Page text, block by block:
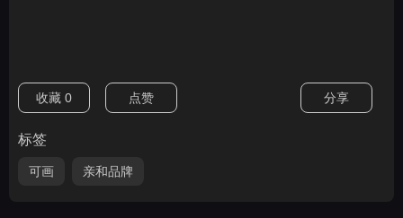
收藏 0 点赞 分享
标签
可画 亲和品牌